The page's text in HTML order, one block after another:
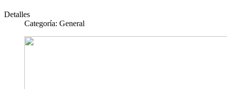
Detalles
Categoría: General